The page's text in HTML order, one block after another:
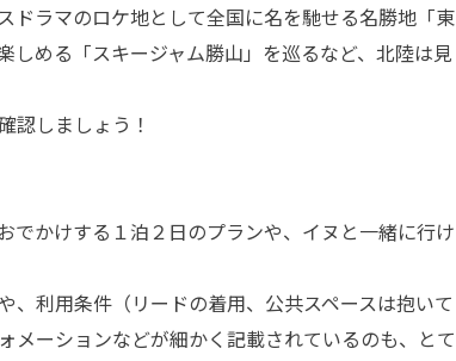
ラマのロケ地として全国に名を馳せる名勝地「東
める「スキージャム勝山」を巡るなど、北陸は見
認しましょう！
かけする１泊２日のプランや、イヌと一緒に行け
利用条件（リードの着用、公共スペースは抱いて
メーションなどが細かく記載されているのも、とて